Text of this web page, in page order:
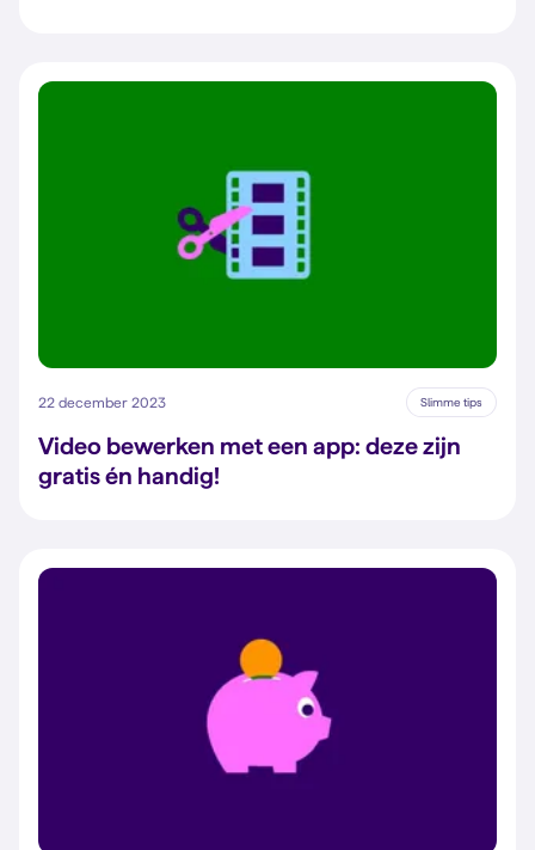
22 december 2023 Slimme tips
Video bewerken met een app: deze zijn
gratis én handig!